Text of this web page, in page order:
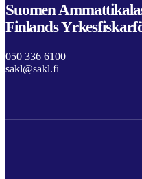
Suomen
Finlands
050 336 6100
sakl@sakl.fi